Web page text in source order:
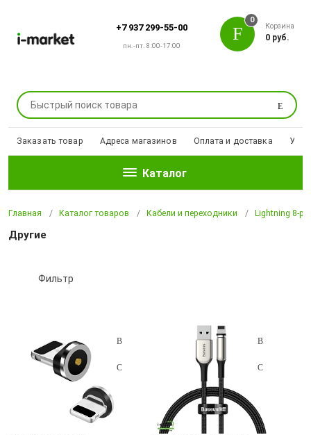
+7 937 299-55-00
пн.-пт. 8:00-17:00
Поиск
0
Корзина
0 руб.
Заказать товар Адреса магазинов Оплата и доставка
Каталог
Главная Каталог товаров Кабели и переходники Lightning 8-pin
Другие
Фильтр
Розничная цена